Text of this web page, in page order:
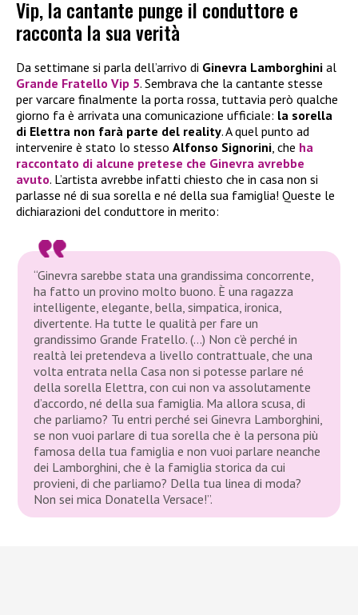
Vip, la cantante punge il conduttore e
racconta la sua verità
Da settimane si parla dell’arrivo di Ginevra Lamborghini al
Grande Fratello Vip 5. Sembrava che la cantante stesse
per varcare finalmente la porta rossa, tuttavia però qualche
giorno fa è arrivata una comunicazione ufficiale: la sorella
di Elettra non farà parte del reality. A quel punto ad
intervenire è stato lo stesso Alfonso Signorini, che ha
raccontato di alcune pretese che Ginevra avrebbe
avuto. L’artista avrebbe infatti chiesto che in casa non si
parlasse né di sua sorella e né della sua famiglia! Queste le
dichiarazioni del conduttore in merito:
“Ginevra sarebbe stata una grandissima concorrente,
ha fatto un provino molto buono. È una ragazza
intelligente, elegante, bella, simpatica, ironica,
divertente. Ha tutte le qualità per fare un
grandissimo Grande Fratello. (…) Non c’è perché in
realtà lei pretendeva a livello contrattuale, che una
volta entrata nella Casa non si potesse parlare né
della sorella Elettra, con cui non va assolutamente
d’accordo, né della sua famiglia. Ma allora scusa, di
che parliamo? Tu entri perché sei Ginevra Lamborghini,
se non vuoi parlare di tua sorella che è la persona più
famosa della tua famiglia e non vuoi parlare neanche
dei Lamborghini, che è la famiglia storica da cui
provieni, di che parliamo? Della tua linea di moda?
Non sei mica Donatella Versace!”.